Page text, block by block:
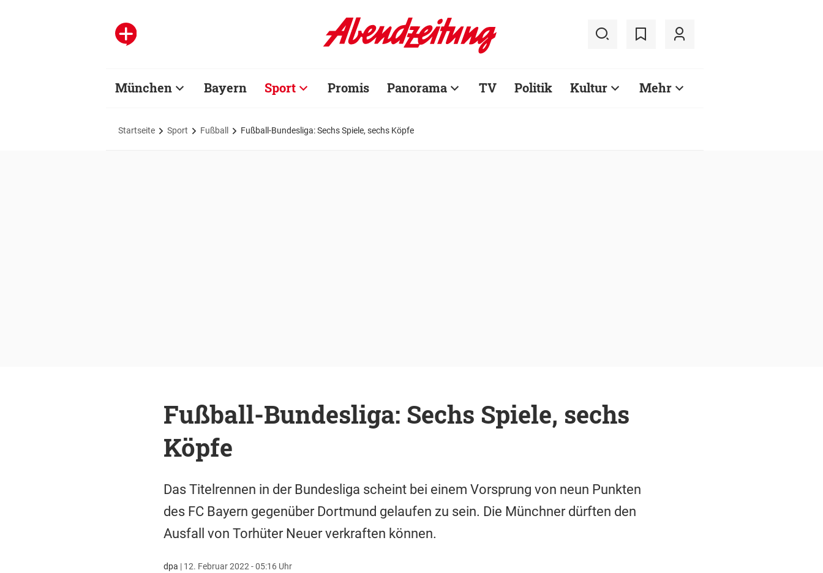
München Bayern Sport Promis Panorama TV Politik Kultur Mehr
Startseite Sport Fußball Fußball-Bundesliga: Sechs Spiele, sechs Köpfe
Fußball-Bundesliga: Sechs Spiele, sechs
Köpfe
Das Titelrennen in der Bundesliga scheint bei einem Vorsprung von neun Punkten
des FC Bayern gegenüber Dortmund gelaufen zu sein. Die Münchner dürften den
Ausfall von Torhüter Neuer verkraften können.
dpa | 12. Februar 2022 - 05:16 Uhr